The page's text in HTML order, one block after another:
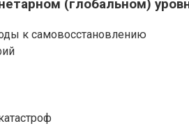
(глобальном)
к самовосстановлению